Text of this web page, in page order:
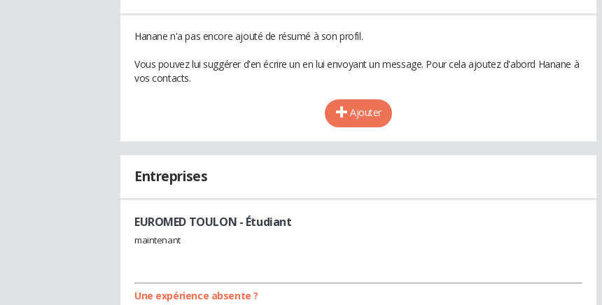
Hanane n'a pas encore ajouté de résumé à son profil.
Vous pouvez lui suggérer d'en écrire un en lui envoyant un message. Pour cela ajoutez d'abord Hanane à
vos contacts.
Ajouter
Entreprises
EUROMED TOULON - Étudiant
maintenant
Une expérience absente ?